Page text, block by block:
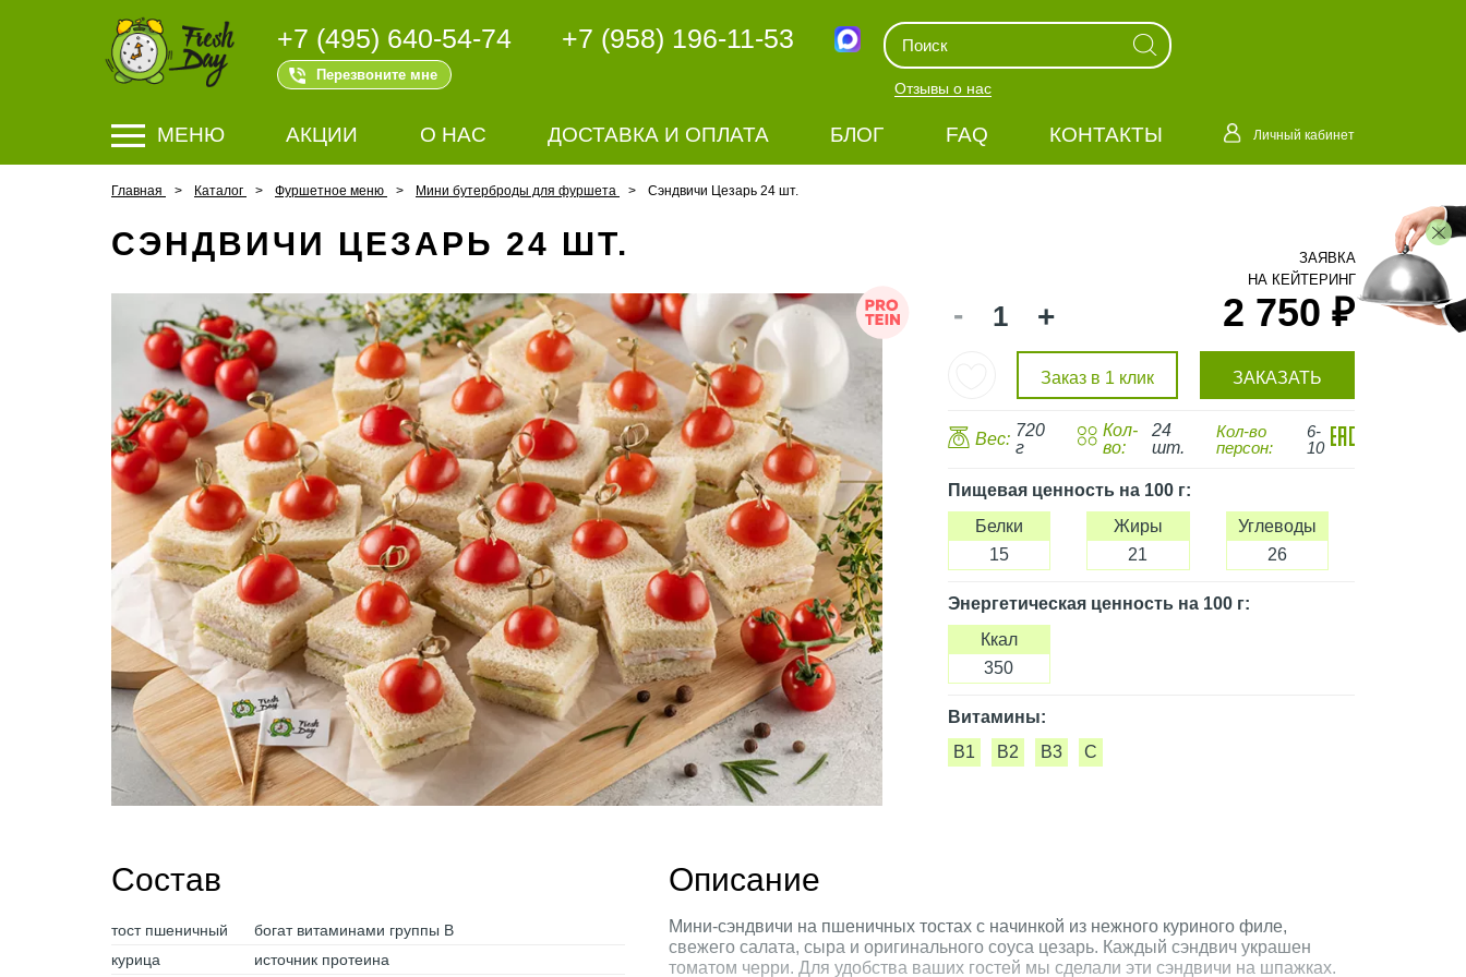
+7 (495) 640-54-74
Перезвоните мне
+7 (958) 196-11-53
Отзывы о нас
МЕНЮ АКЦИИ О НАС ДОСТАВКА И ОПЛАТА БЛОГ FAQ КОНТАКТЫ Личный кабинет
Главная Каталог Фуршетное меню Мини бутерброды для фуршета Сэндвичи Цезарь 24 шт.
СЭНДВИЧИ ЦЕЗАРЬ 24 ШТ.
- + 2 750 ₽
Заказ в 1 клик ЗАКАЗАТЬ
Вес: 720
г
Кол-
во:
24
шт.
Кол-во
персон:
6-
10
Пищевая ценностьна 100 г:
Белки
15
Жиры
21
Углеводы
26
Энергетическая ценностьна 100 г:
Ккал
350
Витамины:
B1
B2 B3 C
Состав
тост пшеничный
богат витаминами группы B
курица
источник протеина
Описание
Мини-сэндвичи на пшеничных тостах с начинкой из нежного куриного филе,
свежего салата, сыра и оригинального соуса цезарь. Каждый сэндвич украшен
томатом черри. Для удобства ваших гостей мы сделали эти сэндвичи на шпажках.
ЗАЯВКА
НА КЕЙТЕРИНГ